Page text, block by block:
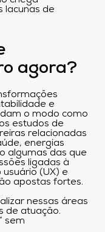
lacunas de
agora?
e
o modo como
estudos de
relacionadas
energias
algumas das que
ligadas à
(UX) e
apostas fortes.
nessas áreas
de atuação.
sem